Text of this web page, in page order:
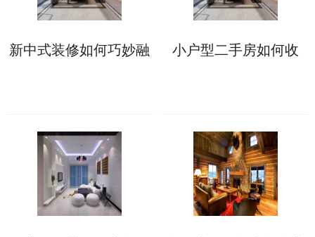
新中式装修如何巧妙融
小户型二手房如何收